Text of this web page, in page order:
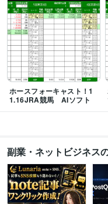
ホースフォーキャスト！1
1.16JRA競馬 AIソフト
副業・ネットビジネス